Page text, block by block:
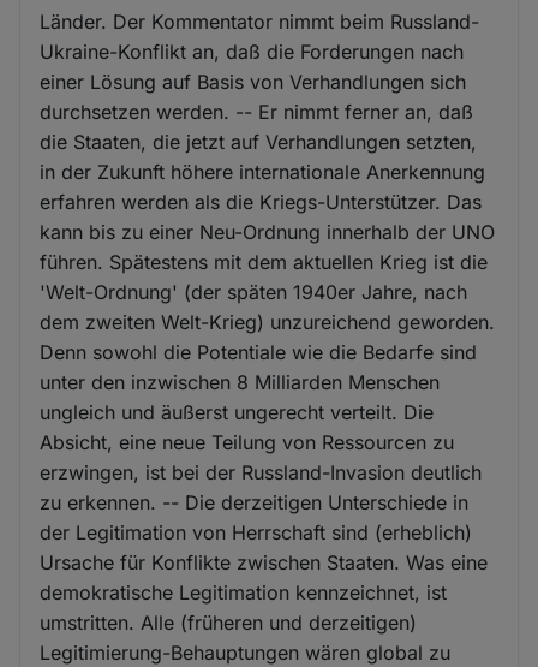
Länder. Der Kommentator nimmt beim Russland-
Ukraine-Konflikt an, daß die Forderungen nach
einer Lösung auf Basis von Verhandlungen sich
durchsetzen werden. -- Er nimmt ferner an, daß
die Staaten, die jetzt auf Verhandlungen setzten,
in der Zukunft höhere internationale Anerkennung
erfahren werden als die Kriegs-Unterstützer. Das
kann bis zu einer Neu-Ordnung innerhalb der UNO
führen. Spätestens mit dem aktuellen Krieg ist die
'Welt-Ordnung' (der späten 1940er Jahre, nach
dem zweiten Welt-Krieg) unzureichend geworden.
Denn sowohl die Potentiale wie die Bedarfe sind
unter den inzwischen 8 Milliarden Menschen
ungleich und äußerst ungerecht verteilt. Die
Absicht, eine neue Teilung von Ressourcen zu
erzwingen, ist bei der Russland-Invasion deutlich
zu erkennen. -- Die derzeitigen Unterschiede in
der Legitimation von Herrschaft sind (erheblich)
Ursache für Konflikte zwischen Staaten. Was eine
demokratische Legitimation kennzeichnet, ist
umstritten. Alle (früheren und derzeitigen)
Legitimierung-Behauptungen wären global zu